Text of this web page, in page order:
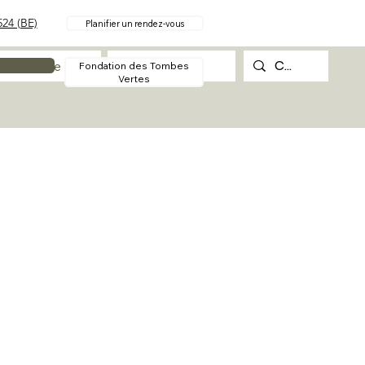
(BE) Planifier un rendez-vous
Contact
Fondation des Tombes
Vertes